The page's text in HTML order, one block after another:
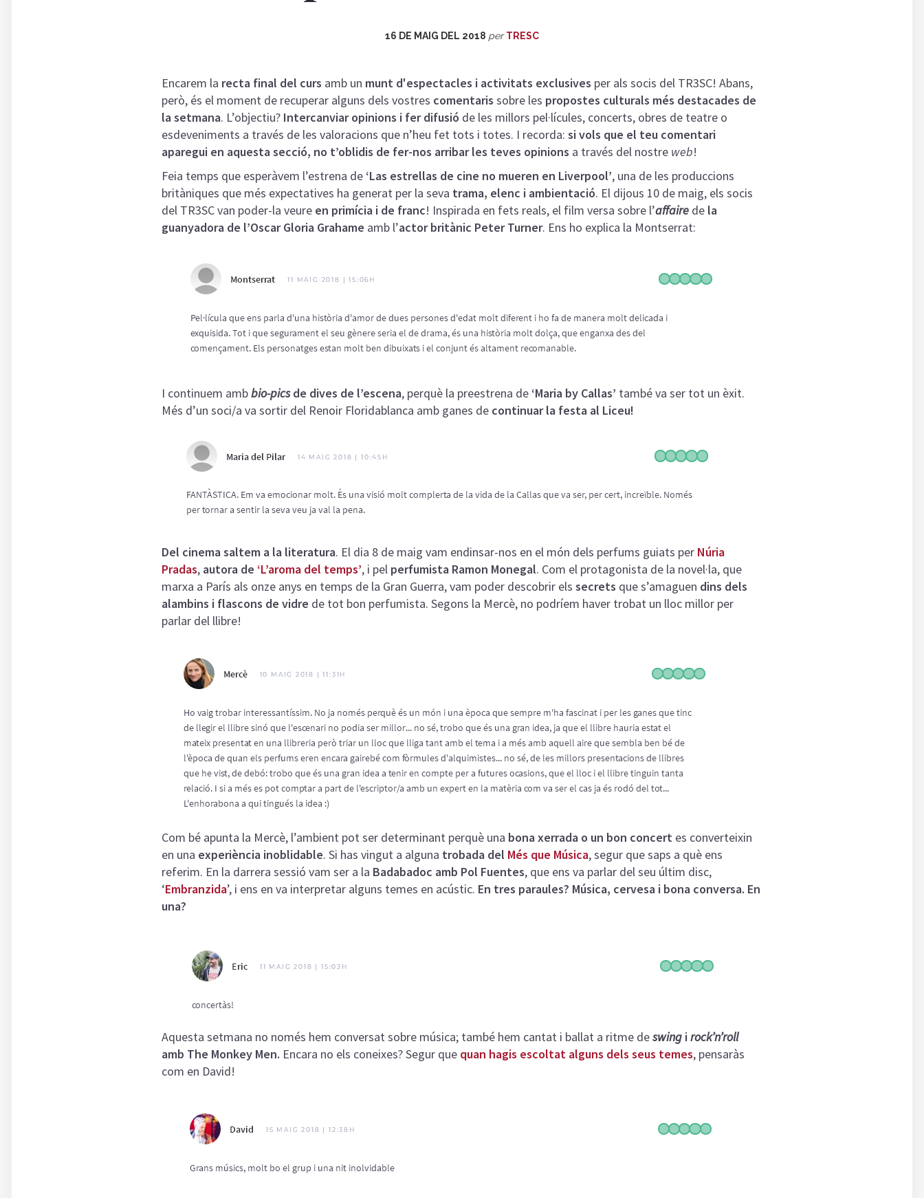
16 DE MAIG DEL 2018 perTRESC
Encarem la recta final del curs amb un munt d'espectacles i activitats exclusives per als socis del TR3SC! Abans,
però, és el moment de recuperar alguns dels vostres comentaris sobre les propostes culturals més destacades de
la setmana. L’objectiu? Intercanviar opinions i fer difusió de les millors pel·lícules, concerts, obres de teatre o
esdeveniments a través de les valoracions que n’heu fet tots i totes. I recorda: si vols que el teu comentari
aparegui en aquesta secció, no t’oblidis de fer-nos arribar les teves opinions a través del nostre web!
Feia temps que esperàvem l’estrena de ‘Las estrellas de cine no mueren en Liverpool’, una de les produccions
britàniques que més expectatives ha generat per la seva trama, elenc i ambientació. El dijous 10 de maig, els socis
del TR3SC van poder-la veure en primícia i de franc! Inspirada en fets reals, el film versa sobre l’affairedela
guanyadora de l’Oscar Gloria Grahame amb l’actor britànic Peter Turner. Ens ho explica la Montserrat:
I continuem ambbio-picsde dives de l’escena, perquè la preestrena de ‘Maria by Callas’ també va ser tot un èxit.
Més d’un soci/a va sortir del Renoir Floridablanca amb ganes de continuar la festa al Liceu!
Del cinema saltem a la literatura. El dia 8 de maig vam endinsar-nos en el món dels perfums guiats per Núria
Pradas, autora de ‘L’aroma del temps’, i pel perfumista Ramon Monegal. Com el protagonista de la novel·la, que
marxa a París als onze anys en temps de la Gran Guerra, vam poder descobrir els secrets que s’amaguen dins dels
alambins i flascons de vidre de tot bon perfumista. Segons la Mercè, no podríem haver trobat un lloc millor per
parlar del llibre!
Com bé apunta la Mercè, l’ambient pot ser determinant perquè una bona xerrada o un bon concert es converteixin
en una experiència inoblidable. Si has vingut a alguna trobada del Més que Música, segur que saps a què ens
referim. En la darrera sessió vam ser a la Badabadoc amb Pol Fuentes, que ens va parlar del seu últim disc,
‘Embranzida’, i ens en va interpretar alguns temes en acústic. En tres paraules? Música, cervesa i bona conversa. En
una?
Aquesta setmana no només hem conversat sobre música; també hem cantat i ballat a ritme deswingirock’n’roll
amb The Monkey Men. Encara no els coneixes? Segur que quan hagis escoltat alguns dels seus temes, pensaràs
com en David!